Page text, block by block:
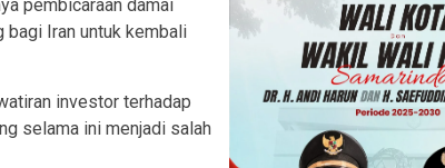
pembicaraan damai
bagi Iran untuk kembali
investor terhadap
selama ini menjadi salah